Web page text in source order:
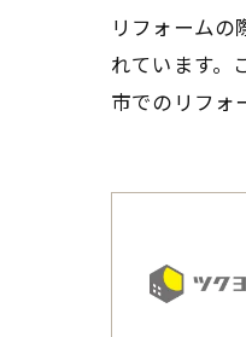
リフォームの
れています。
市でのリフォ